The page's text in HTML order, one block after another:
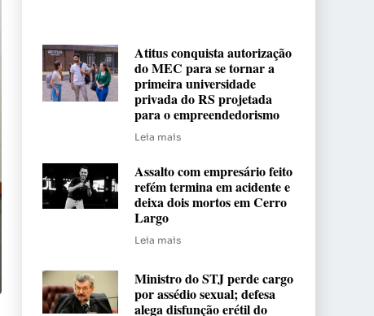
Atitus conquista autorização
do MEC para se tornar a
primeira universidade
privada do RS projetada
para o empreendedorismo
Leia mais
Assalto com empresário feito
refém termina em acidente e
deixa dois mortos em Cerro
Largo
Leia mais
Ministro do STJ perde cargo
por assédio sexual; defesa
alega disfunção erétil do